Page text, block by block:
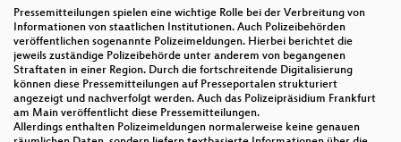
Pressemitteilungen spielen eine wichtige Rolle bei der Verbreitung von
Informationen von staatlichen Institutionen. Auch Polizeibehörden
veröffentlichen sogenannte Polizeimeldungen. Hierbei berichtet die
jeweils zuständige Polizeibehörde unter anderem von begangenen
Straftaten in einer Region. Durch die fortschreitende Digitalisierung
können diese Pressemitteilungen auf Presseportalen strukturiert
angezeigt und nachverfolgt werden. Auch das Polizeipräsidium Frankfurt
am Main veröffentlicht diese Pressemitteilungen.
Allerdings enthalten Polizeimeldungen normalerweise keine genauen